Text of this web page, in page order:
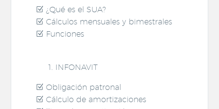
¿Qué es el SUA?
Cálculos mensuales y bimestrales
Funciones
INFONAVIT
Obligación patronal
Cálculo de amortizaciones